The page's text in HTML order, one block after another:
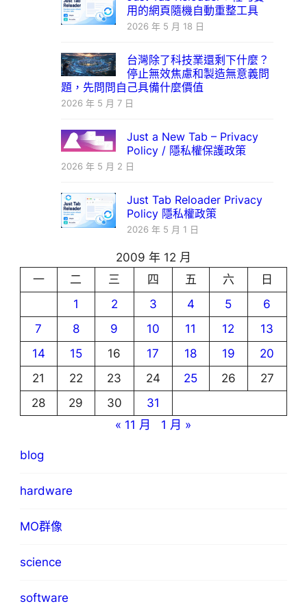
用的網頁隨機自動重整工具
2026 年 5 月 18 日
台灣除了科技業還剩下什麼？
停止無效焦慮和製造無意義問
題，先問問自己具備什麼價值
2026 年 5 月 7 日
Just a New Tab – Privacy
Policy / 隱私權保護政策
2026 年 5 月 2 日
Just Tab Reloader Privacy
Policy 隱私權政策
2026 年 5 月 1 日
2009 年 12 月
一
二 三 四 五 六
日
1
2 3 4 5
6
7
8 9 10 11 12
13
14
15 16 17 18 19
20
21
22 23 24 25 26
27
28
29 30
31
« 11 月
1 月 »
blog
hardware
MO群像
science
software